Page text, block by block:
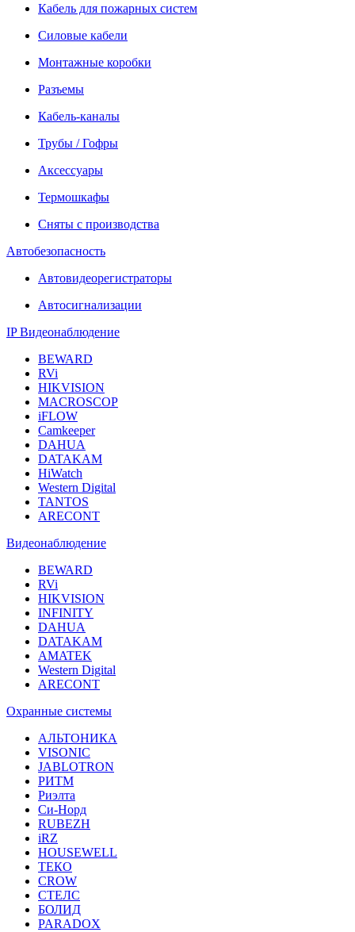
Кабель для пожарных систем
Силовые кабели
Монтажные коробки
Разъемы
Кабель-каналы
Трубы / Гофры
Аксессуары
Термошкафы
Сняты с производства
Автобезопасность
Автовидеорегистраторы
Автосигнализации
IP Видеонаблюдение
BEWARD
RVi
HIKVISION
MACROSCOP
iFLOW
Camkeeper
DAHUA
DATAKAM
HiWatch
Western Digital
TANTOS
ARECONT
Видеонаблюдение
BEWARD
RVi
HIKVISION
INFINITY
DAHUA
DATAKAM
AMATEK
Western Digital
ARECONT
Охранные системы
АЛЬТОНИКА
VISONIC
JABLOTRON
РИТМ
Риэлта
Си-Норд
RUBEZH
iRZ
HOUSEWELL
ТЕКО
CROW
СТЕЛС
БОЛИД
PARADOX